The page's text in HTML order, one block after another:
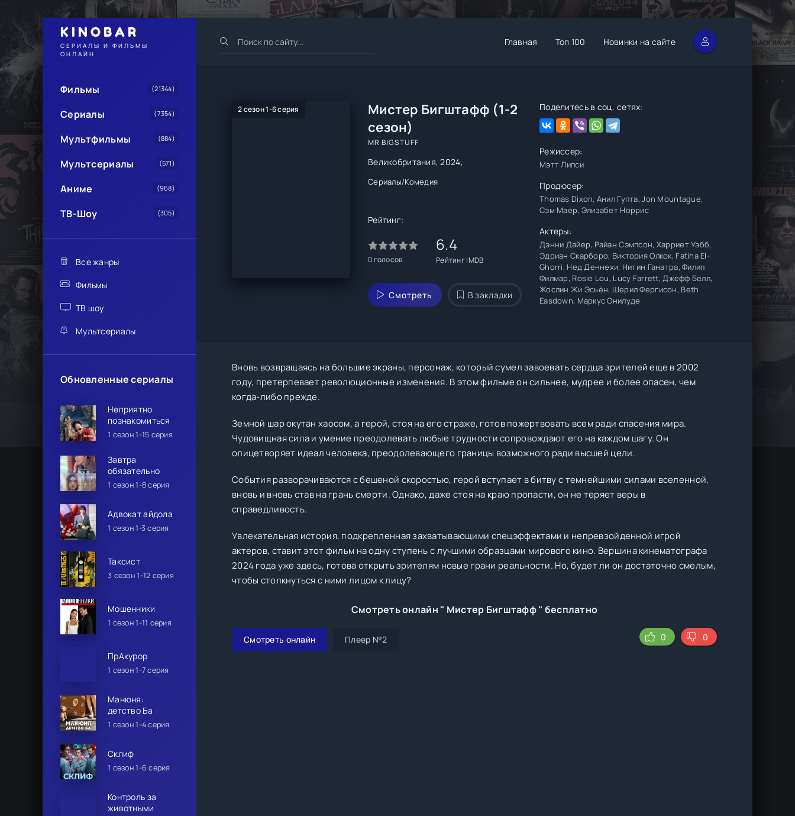
KINOBAR
СЕРИАЛЫ И ФИЛЬМЫ
ОНЛАЙН
Главная Топ 100 Новинки на сайте
Фильмы (21344)
Сериалы (7354)
Мультфильмы (884)
Мультсериалы (571)
Аниме (968)
ТВ-Шоу (305)
Все жанры
Фильмы
ТВ шоу
Мультсериалы
Обновленные сериалы
Неприятно
познакомиться
1 сезон 1-15 серия
Завтра
обязательно
1 сезон 1-8 серия
Адвокат айдола
1 сезон 1-3 серия
Таксист
3 сезон 1-12 серия
Мошенники
1 сезон 1-11 серия
ПрАкурор
1 сезон 1-7 серия
Манюня:
детство Ба
1 сезон 1-4 серия
Склиф
1 сезон 1-6 серия
Контроль за
животными
2 сезон 1-6 серия
Мистер Бигштафф (1-2
сезон)
MR BIGSTUFF
Великобритания, 2024,
Сериалы/Комедия
Рейтинг:
0голосов
6.4
Рейтинг IMDB
Смотреть В закладки
Поделитесь в соц. сетях:
Режиссер:
Мэтт Липси
Продюсер:
Thomas Dixon, Анил Гупта, Jon Mountague,
Сэм Маер, Элизабет Норрис
Актеры:
Дэнни Дайер, Райан Сэмпсон, Харриет Уэбб,
Эдриан Скарборо, Виктория Олкок, Fatiha El-
Ghorri, Нед Деннехи, Нитин Ганатра, Филип
Филмар, Rosie Lou, Lucy Farrett, Джефф Белл,
Жослин Жи Эсьён, Шерил Фергисон, Beth
Easdown, Маркус Онилуде
Вновь возвращаясь на большие экраны, персонаж, который сумел завоевать сердца зрителей еще в 2002
году, претерпевает революционные изменения. В этом фильме он сильнее, мудрее и более опасен, чем
когда-либо прежде.
Земной шар окутан хаосом, а герой, стоя на его страже, готов пожертвовать всем ради спасения мира.
Чудовищная сила и умение преодолевать любые трудности сопровождают его на каждом шагу. Он
олицетворяет идеал человека, преодолевающего границы возможного ради высшей цели.
События разворачиваются с бешеной скоростью, герой вступает в битву с темнейшими силами вселенной,
вновь и вновь став на грань смерти. Однако, даже стоя на краю пропасти, он не теряет веры в
справедливость.
Увлекательная история, подкрепленная захватывающими спецэффектами и непревзойденной игрой
актеров, ставит этот фильм на одну ступень с лучшими образцами мирового кино. Вершина кинематографа
2024 года уже здесь, готова открыть зрителям новые грани реальности. Но, будет ли он достаточно смелым,
чтобы столкнуться с ними лицом к лицу?
Смотреть онлайн " Мистер Бигштафф " бесплатно
Смотреть онлайн Плеер №2 0 0